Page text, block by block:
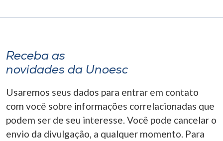
Receba as
novidades da Unoesc
Usaremos seus dados para entrar em contato
com você sobre informações correlacionadas que
podem ser de seu interesse. Você pode cancelar o
envio da divulgação, a qualquer momento. Para